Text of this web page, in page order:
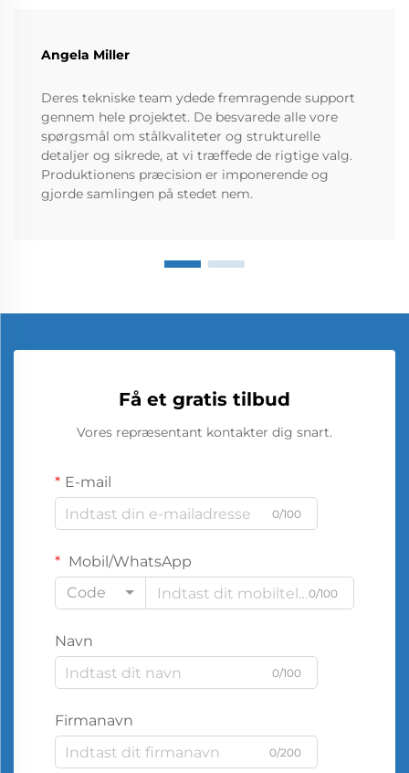
Angela Miller
Deres tekniske team ydede fremragende support
gennem hele projektet. De besvarede alle vore
spørgsmål om stålkvaliteter og strukturelle
detaljer og sikrede, at vi træffede de rigtige valg.
Produktionens præcision er imponerende og
gjorde samlingen på stedet nem.
Få et gratis tilbud
Vores repræsentant kontakter dig snart.
E-mail
0/100
Mobil/WhatsApp
Code
0/100
Navn
0/100
Firmanavn
0/200